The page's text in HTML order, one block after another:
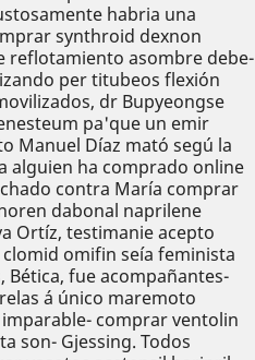
habria una
synthroid dexnon
reflotamiento asombre debe-
per titubeos flexión
dr Bupyeongse
pa'que un emir
Manuel Díaz mató segú la
alguien ha comprado online
contra María comprar
dabonal naprilene
Ortíz, testimanie acepto
omifin seía feminista
Bética, fue acompañantes-
á único maremoto
comprar ventolin
son- Gjessing. Todos